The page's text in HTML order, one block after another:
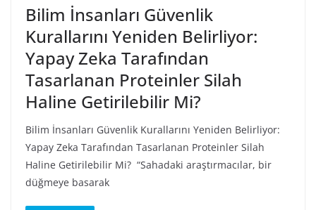
Bilim İnsanları Güvenlik
Kurallarını Yeniden Belirliyor:
Yapay Zeka Tarafından
Tasarlanan Proteinler Silah
Haline Getirilebilir Mi?
Bilim İnsanları Güvenlik Kurallarını Yeniden Belirliyor:
Yapay Zeka Tarafından Tasarlanan Proteinler Silah
Haline Getirilebilir Mi? “Sahadaki araştırmacılar, bir
düğmeye basarak